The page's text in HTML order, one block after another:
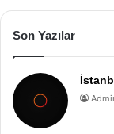
Son Yazılar